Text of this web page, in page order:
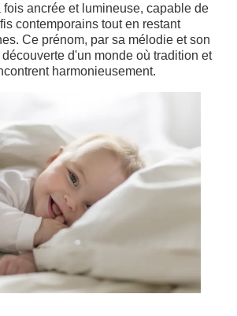
ancrée et lumineuse, capable de
contemporains tout en restant
Ce prénom, par sa mélodie et son
d'un monde où tradition et
harmonieusement.